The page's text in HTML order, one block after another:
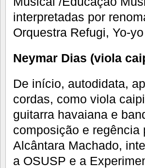
interpretadas por
Orquestra Refugi, Yo-
Neymar Dias (viola
De início, autodidata,
cordas, como viola
guitarra havaiana e
composição e regência
Alcântara Machado,
a OSUSP e a